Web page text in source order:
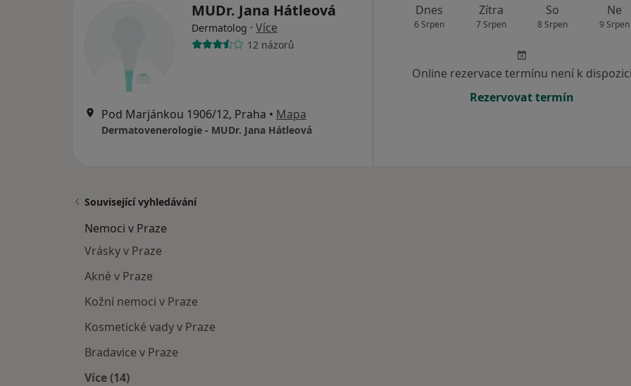
MUDr. Jana Hátleová
Dermatolog · Více
12 názorů
Pod Marjánkou 1906/12, Praha • Mapa
Dermatovenerologie - MUDr. Jana Hátleová
Dnes
6 Srpen
Zítra
7 Srpen
So
8 Srpen
Ne
9 Srpen
Online rezervace termínu není k dispozici
Rezervovat termín
Související vyhledávání
Nemoci v Praze
Vrásky v Praze
Akné v Praze
Kožní nemoci v Praze
Kosmetické vady v Praze
Bradavice v Praze
Více (14)